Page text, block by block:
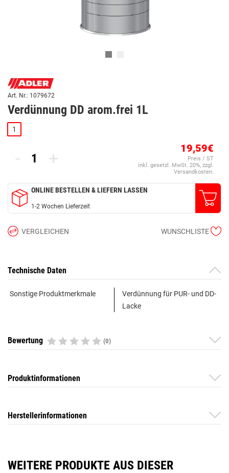
Art. Nr.: 1079672
Verdünnung DD arom.frei 1L
1
- + 19,59€
Preis / ST
inkl. gesetzl. MwSt. 20%, zzgl.
Versandkosten.
ONLINE BESTELLEN & LIEFERN LASSEN
1-2 Wochen Lieferzeit
VERGLEICHEN WUNSCHLISTE
Technische Daten
Sonstige Produktmerkmale
Verdünnung für PUR- und DD-
Lacke
Bewertung (0)
Produktinformationen
Herstellerinformationen
WEITERE PRODUKTE AUS DIESER